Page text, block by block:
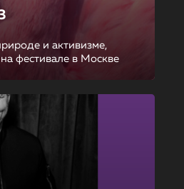
и активизме,
фестивале в Москве